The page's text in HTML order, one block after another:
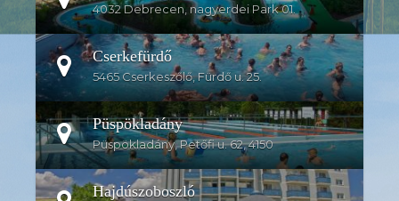
4032 Debrecen, nagyerdei Park 01.
Cserkefürdő
5465 Cserkeszőlő, Fürdő u. 25.
Püspökladány
Püspökladány, Petőfi u. 62, 4150
Hajdúszoboszló